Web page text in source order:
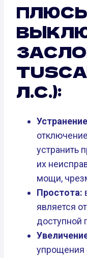
Л.С.):
устранить
их
мощи,
Простота:
является
доступной
упрощения